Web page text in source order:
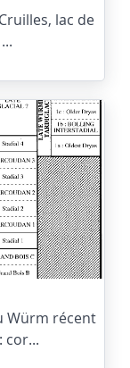
lac de
Würm récent
cor...